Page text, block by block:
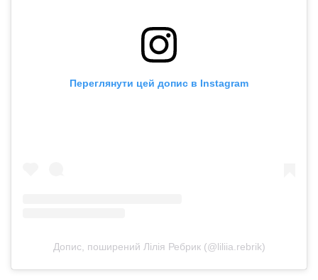
Переглянути цей допис в Instagram
Допис, поширений Лілія Ребрик (@liliia.rebrik)